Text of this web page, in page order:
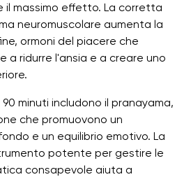
il massimo effetto. La corretta
neuromuscolare aumenta la
ormoni del piacere che
a ridurre l'ansia e a creare uno
minuti includono il pranayama,
che promuovono un
e un equilibrio emotivo. La
potente per gestire le
consapevole aiuta a